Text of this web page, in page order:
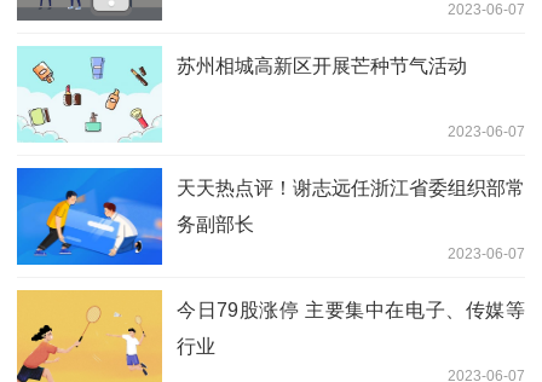
2023-06-07
苏州相城高新区开展芒种节气活动
2023-06-07
天天热点评！谢志远任浙江省委组织部常
务副部长
2023-06-07
今日79股涨停 主要集中在电子、传媒等
行业
2023-06-07